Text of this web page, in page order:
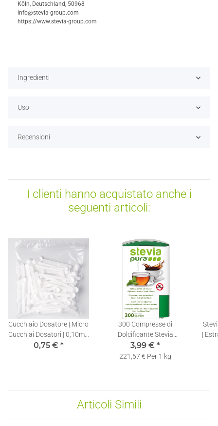
Köln, Deutschland, 50968
info@stevia-group.com
https://www.stevia-group.com
Ingredienti
Uso
Recensioni
I clienti hanno acquistato anche i
seguenti articoli:
Cucchiaio Dosatore | Micro
Cucchiai Dosatori | 0,10ml |
1 pezzo
0,75 € *
300 Compresse di
Dolcificante Stevia
Dosatore | Ricaricabili |
Dispenser di Stevia in
3,99 € *
221,67 € Per 1 kg
|
Articoli Simili